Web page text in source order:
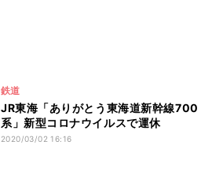
鉄道
JR東海「ありがとう東海道新幹線700
系」新型コロナウイルスで運休
2020/03/02 16:16